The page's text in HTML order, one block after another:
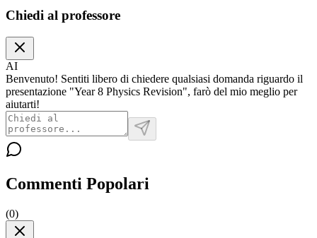
Chiedi al professore
AI
Benvenuto! Sentiti libero di chiedere qualsiasi domanda riguardo il
presentazione "Year 8 Physics Revision", farò del mio meglio per
aiutarti!
Commenti Popolari
(0)